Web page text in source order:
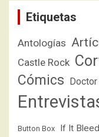
Etiquetas
Antologías
Castle Rock
Cómics
Button Box If It